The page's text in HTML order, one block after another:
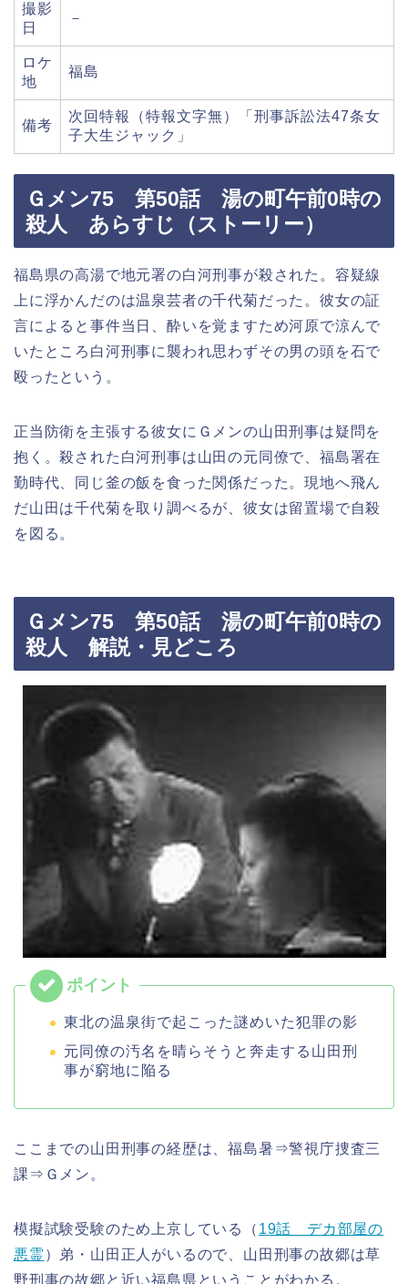
撮影
日
－
ロケ
地
福島
備考
次回特報（特報文字無）「刑事訴訟法47条女
子大生ジャック」
Ｇメン75 第50話 湯の町午前0時の
殺人 あらすじ（ストーリー）
福島県の高湯で地元署の白河刑事が殺された。容疑線
上に浮かんだのは温泉芸者の千代菊だった。彼女の証
言によると事件当日、酔いを覚ますため河原で涼んで
いたところ白河刑事に襲われ思わずその男の頭を石で
殴ったという。
正当防衛を主張する彼女にＧメンの山田刑事は疑問を
抱く。殺された白河刑事は山田の元同僚で、福島署在
勤時代、同じ釜の飯を食った関係だった。現地へ飛ん
だ山田は千代菊を取り調べるが、彼女は留置場で自殺
を図る。
Ｇメン75 第50話 湯の町午前0時の
殺人 解説・見どころ
東北の温泉街で起こった謎めいた犯罪の影
元同僚の汚名を晴らそうと奔走する山田刑
事が窮地に陥る
ここまでの山田刑事の経歴は、福島暑⇒警視庁捜査三
課⇒Ｇメン。
模擬試験受験のため上京している（ 19話 デカ部屋の
悪霊 ）弟・山田正人がいるので、山田刑事の故郷は草
野刑事の故郷と近い福島県ということがわかる。